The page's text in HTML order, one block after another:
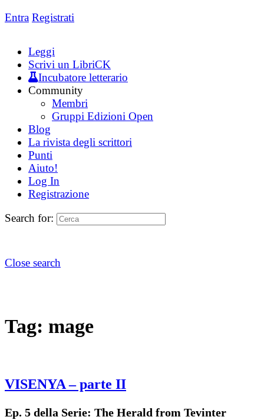
Entra Registrati
Leggi
Scrivi un LibriCK
Incubatore letterario
Community
Membri
Gruppi Edizioni Open
Blog
La rivista degli scrittori
Punti
Aiuto!
Log In
Registrazione
Search for:
Close search
Tag: mage
VISENYA – parte II
Ep. 5 della Serie: The Herald from Tevinter